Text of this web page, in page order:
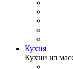
Кухня
Кухни из